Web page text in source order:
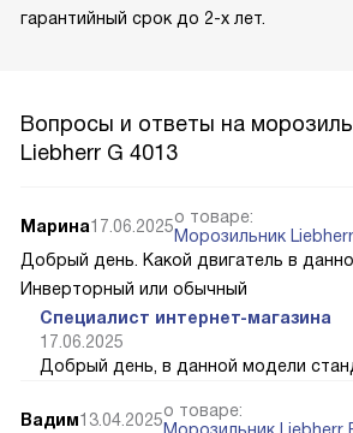
гарантийный срок до 2-х лет.
Вопросы и ответы на
Liebherr G 4013
Марина17.06.2025о товаре:
Морозильник
Добрый день. Какой двигатель в
Инверторный или обычный
Специалист интернет-магазина
17.06.2025
Добрый день, в данной модели
Вадим13.04.2025о товаре:
Морозильник Liebherr